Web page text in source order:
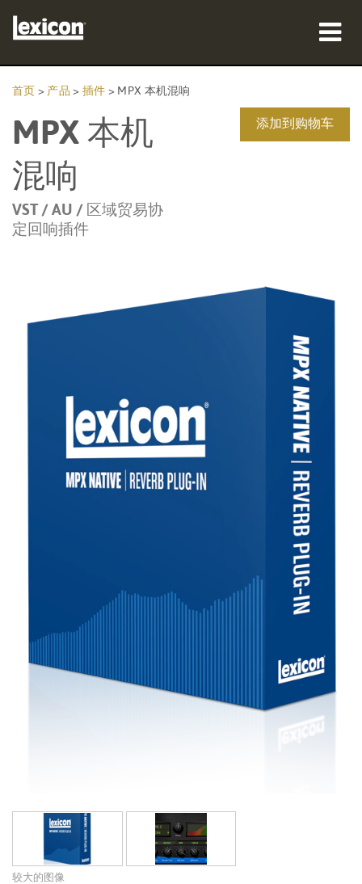
产品
哪里购买
专业人士
案例研究
培训
首页 > 产品 > 插件 > MPX 本机混响
MPX 本机
混响
VST / AU / 区域贸易协
定回响插件
添加到购物车
较大的图像